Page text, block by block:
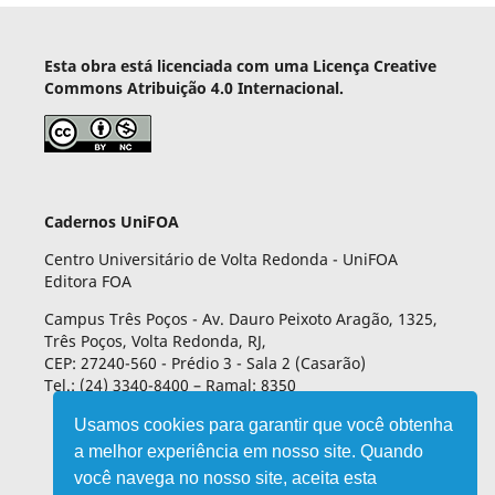
Usamos cookies para garantir que você obtenha
a melhor experiência em nosso site. Quando
você navega no nosso site, aceita esta
Esta obra está licenciada com uma Licença Creative
Commons Atribuição 4.0 Internacional.
Cadernos UniFOA
Centro Universitário de Volta Redonda - UniFOA
Editora FOA
Campus Três Poços - Av. Dauro Peixoto Aragão, 1325,
Três Poços, Volta Redonda, RJ,
CEP: 27240-560 - Prédio 3 - Sala 2 (Casarão)
Tel.: (24) 3340-8400 – Ramal: 8350